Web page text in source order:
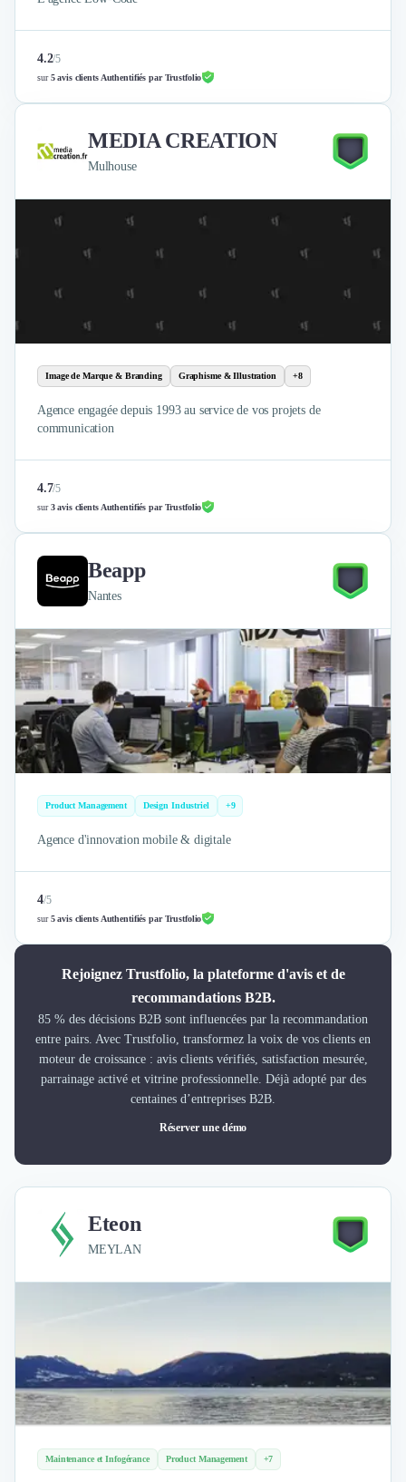
4.2/5
sur5 avis clients Authentifiés par Trustfolio
MEDIA CREATION
Mulhouse
Image de Marque & Branding Graphisme & Illustration +8
Agence engagée depuis 1993 au service de vos projets de
communication
4.7/5
sur3 avis clients Authentifiés par Trustfolio
Beapp
Nantes
Product Management Design Industriel +9
Agence d'innovation mobile & digitale
4/5
sur5 avis clients Authentifiés par Trustfolio
Rejoignez Trustfolio, la plateforme d'avis et de
recommandations B2B.
85 % des décisions B2B sont influencées par la recommandation
entre pairs. Avec Trustfolio, transformez la voix de vos clients en
moteur de croissance : avis clients vérifiés, satisfaction mesurée,
parrainage activé et vitrine professionnelle. Déjà adopté par des
centaines d’entreprises B2B.
Réserver une démo
Eteon
MEYLAN
Maintenance et Infogérance Product Management +7